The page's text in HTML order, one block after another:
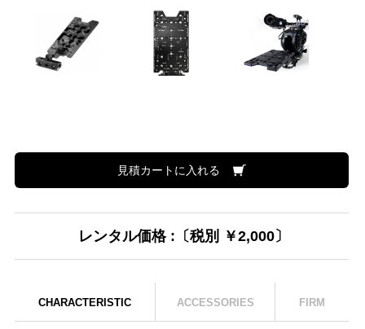
見積カートに入れる
レンタル価格 :〔税別 ￥2,000〕
CHARACTERISTIC ACCESSORIES FIRM